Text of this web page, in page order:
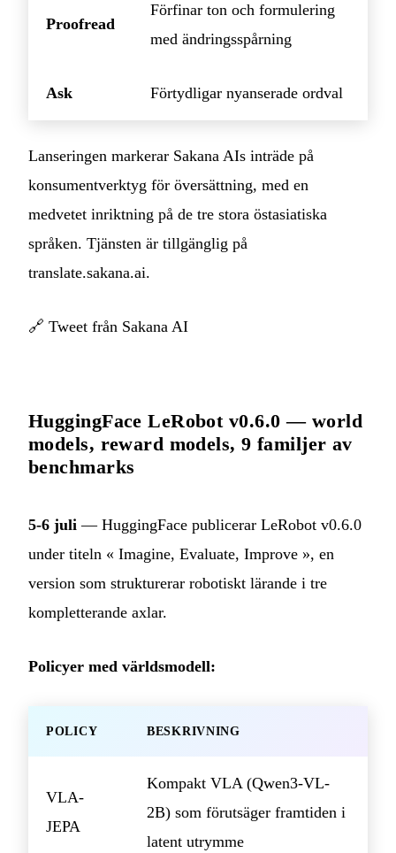
Proofread
Förfinar ton och formulering
med ändringsspårning
Ask Förtydligar nyanserade ordval
Lanseringen markerar Sakana AIs inträde på
konsumentverktyg för översättning, med en
medvetet inriktning på de tre stora östasiatiska
språken. Tjänsten är tillgänglig på
translate.sakana.ai.
🔗 Tweet från Sakana AI
HuggingFace LeRobot v0.6.0 — world
models, reward models, 9 familjer av
benchmarks
5-6 juli — HuggingFace publicerar LeRobot v0.6.0
under titeln « Imagine, Evaluate, Improve », en
version som strukturerar robotiskt lärande i tre
kompletterande axlar.
Policyer med världsmodell:
POLICY BESKRIVNING
VLA-
JEPA
Kompakt VLA (Qwen3-VL-
2B) som förutsäger framtiden i
latent utrymme